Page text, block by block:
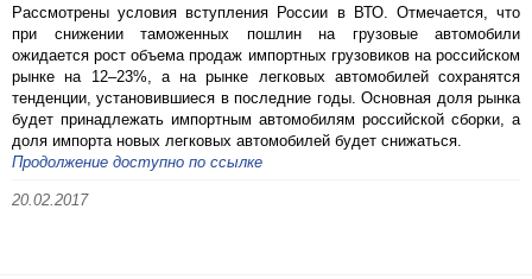
Рассмотрены условия вступления России в ВТО. Отмечается, что
при снижении таможенных пошлин на грузовые автомобили
ожидается рост объема продаж импортных грузовиков на российском
рынке на 12–23%, а на рынке легковых автомобилей сохранятся
тенденции, установившиеся в последние годы. Основная доля рынка
будет принадлежать импортным автомобилям российской сборки, а
доля импорта новых легковых автомобилей будет снижаться.
Продолжение доступно по ссылке
20.02.2017